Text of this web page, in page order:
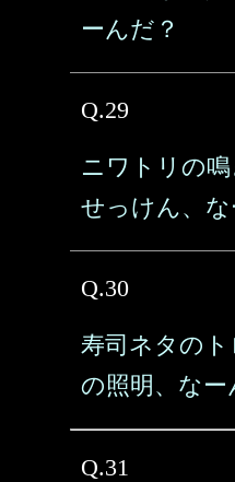
ーんだ？
Q.29
ニワトリの
せっけん、な
Q.30
寿司ネタの
の照明、なー
Q.31